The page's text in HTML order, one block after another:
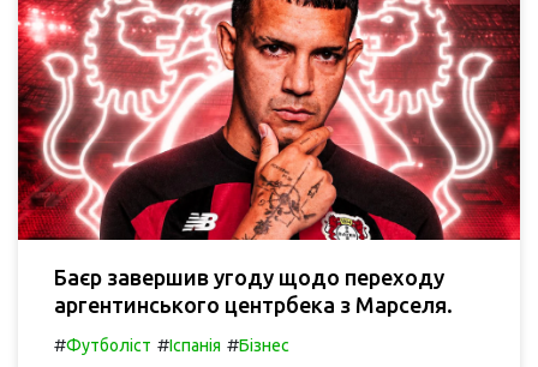
Баєр завершив угоду щодо переходу
аргентинського центрбека з Марселя.
#Футболіст #Іспанія #Бізнес